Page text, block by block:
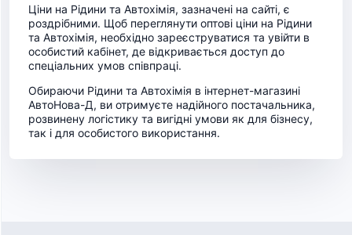
Ціни на Рідини та Автохімія, зазначені на сайті, є
роздрібними. Щоб переглянути оптові ціни на Рідини
та Автохімія, необхідно зареєструватися та увійти в
особистий кабінет, де відкривається доступ до
спеціальних умов співпраці.
Обираючи Рідини та Автохімія в інтернет-магазині
АвтоНова-Д, ви отримуєте надійного постачальника,
розвинену логістику та вигідні умови як для бізнесу,
так і для особистого використання.